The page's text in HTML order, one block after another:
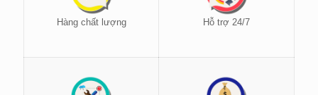
Hàng chất lượng Hỗ trợ 24/7